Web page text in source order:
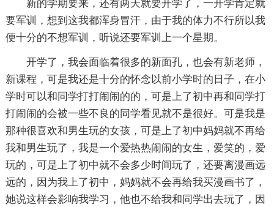
新的学期要来，还有两天就要开学了，一开学肯定就
要军训，想到这我都浑身冒汗，由于我的体力不行所以我
便十分的不想军训，听说还要军训上一个星期。
开学了，我会面临着很多的新面孔，也会有新老师，
新课程，可是我还是十分的怀念以前小学时的日子，在小
学时可以和同学打打闹闹的的，可是上了初中再和同学打
打闹闹的会被一些不良的同学看见就不是很好。可是我是
那种很喜欢和男生玩的女孩，可是上了初中妈妈就不再给
我和男生玩了，我是一个爱热热闹闹的女生，爱笑的，爱
玩的，可是上了初中就不会多少时间玩了，还要离漫画远
远的，因为我上了初中，妈妈就不会再给我买漫画书了，
她说这样会影响我学习，他也不给我和同学出去玩了，因